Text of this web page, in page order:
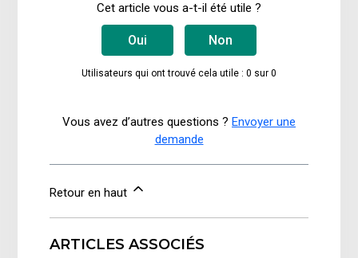
Cet article vous a-t-il été utile ?
Oui Non
Utilisateurs qui ont trouvé cela utile : 0 sur 0
Vous avez d’autres questions ? Envoyer une
demande
Retour en haut
ARTICLES ASSOCIÉS